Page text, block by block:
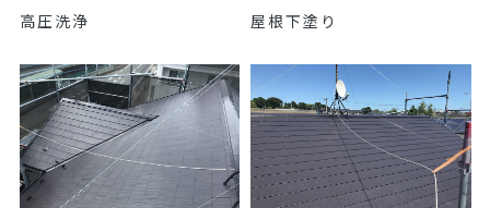
高圧洗浄 屋根下塗り